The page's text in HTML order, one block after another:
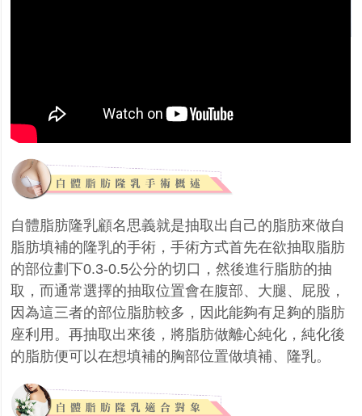
自體脂肪隆乳顧名思義就是抽取出自己的脂肪來做自
脂肪填補的隆乳的手術，手術方式首先在欲抽取脂肪
的部位劃下0.3-0.5公分的切口，然後進行脂肪的抽
取，而通常選擇的抽取位置會在腹部、大腿、屁股，
因為這三者的部位脂肪較多，因此能夠有足夠的脂肪
座利用。再抽取出來後，將脂肪做離心純化，純化後
的脂肪便可以在想填補的胸部位置做填補、隆乳。